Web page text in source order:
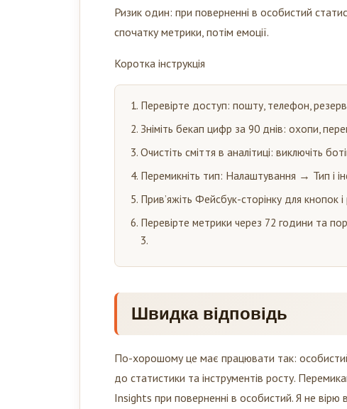
Ризик один: при поверненні в особистий
спочатку метрики, потім емоції.
Коротка інструкція
Перевірте доступ: пошту, телефон,
Зніміть бекап цифр за 90 днів: охопи,
Очистіть сміття в аналітиці: виключіть
Перемикніть тип: Налаштування → Тип і
Прив’яжіть Фейсбук-сторінку для кнопок і
Перевірте метрики через 72 години та
3.
Швидка відповідь
По-хорошому це має працювати так:
до статистики та інструментів росту.
Insights при поверненні в особистий. Я не